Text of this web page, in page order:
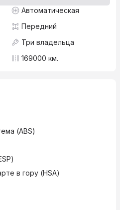
Автоматическая
Передний
Три владельца
169000 км.
(ABS)
в гору (HSA)